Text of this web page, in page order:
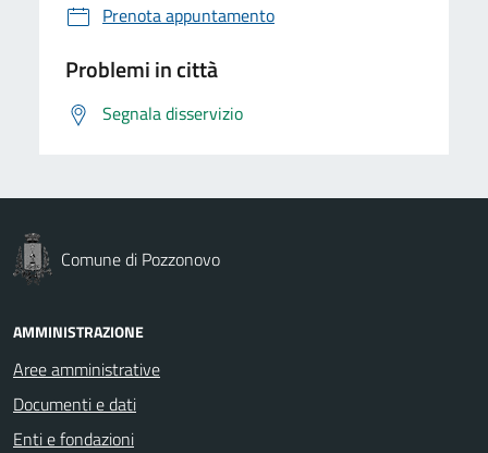
Prenota appuntamento
Problemi in città
Segnala disservizio
Comune di Pozzonovo
AMMINISTRAZIONE
Aree amministrative
Documenti e dati
Enti e fondazioni